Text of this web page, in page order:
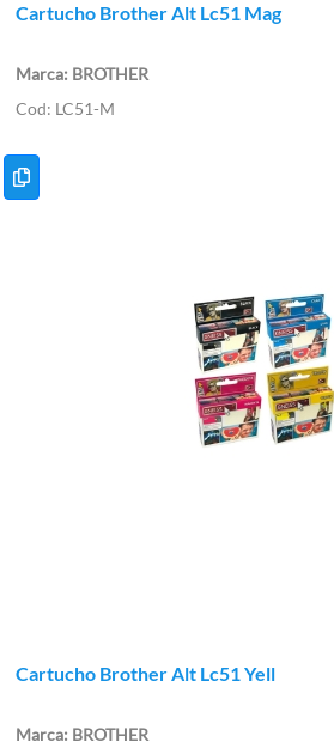
Cartucho Brother Alt Lc51 Mag
BROTHER
LC51-M
Cartucho Brother Alt Lc51 Yell
BROTHER